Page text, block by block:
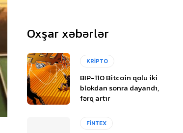
Oxşar xəbərlər
KRİPTO
BIP-110 Bitcoin qolu iki
blokdan sonra dayandı,
fərq artır
FİNTEX